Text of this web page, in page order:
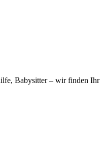
Babysitter – wir finden Ihr